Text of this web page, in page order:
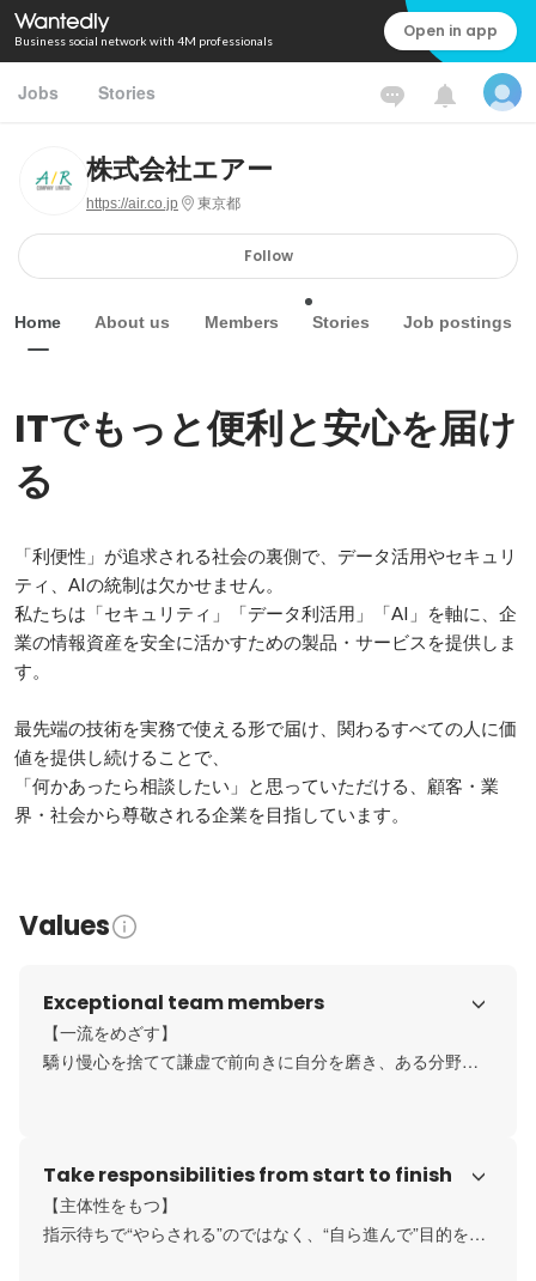
Business social network with 4M professionals Open in app
Jobs Stories
株式会社エアー
https://air.co.jp 東京都
Follow
Home About us Members Stories Job postings
ITでもっと便利と安心を届け
「利便性」が追求される社会の裏側で、データ活用やセキュリ
ティ、AIの統制は欠かせません。
私たちは「セキュリティ」「データ利活用」「AI」を軸に、企
業の情報資産を安全に活かすための製品・サービスを提供しま
す。
最先端の技術を実務で使える形で届け、関わるすべての人に価
値を提供し続けることで、
「何かあったら相談したい」と思っていただける、顧客・業
界・社会から尊敬される企業を目指しています。
Values
Exceptional team members
【一流をめざす】
驕り慢心を捨てて謙虚で前向きに自分を磨き、ある分野で
やり遂げます。
Take responsibilities from start to finish
【主体性をもつ】
指示待ちで“やらされる”のではなく、“自ら進んで”目的を理